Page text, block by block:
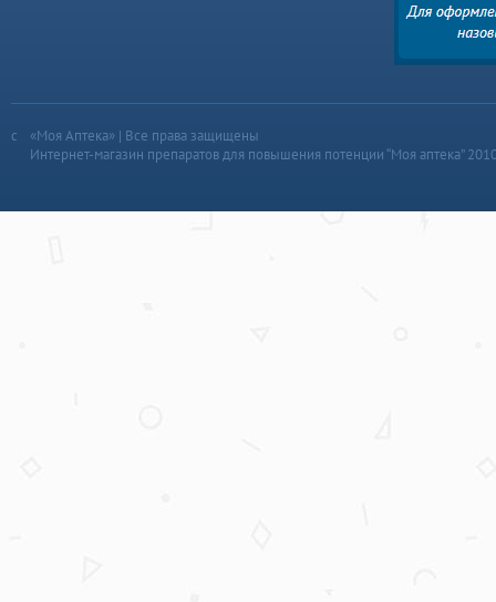
«Моя Аптека» | Все права защищены
Интернет-магазин препаратов для повышения потенции “Моя аптека”